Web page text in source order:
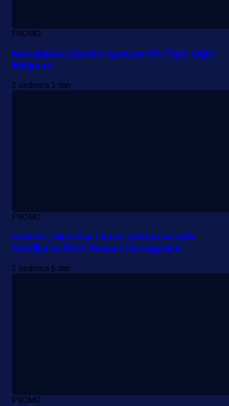
PROMO
Meridianbet zvanični sponzor UFC Fight Night
Belgrade
2 sedmica 5 dan
PROMO
Internet, televizija i fiksni telefon na svim
lokacijama širom Bosne i Hercegovine
2 sedmica 6 dan
PROMO